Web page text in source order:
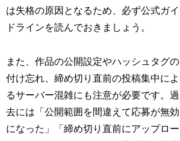
は失格の原因となるため、必ず公式ガイ
ドラインを読んでおきましょう。
また、作品の公開設定やハッシュタグの
付け忘れ、締め切り直前の投稿集中によ
るサーバー混雑にも注意が必要です。過
去には「公開範囲を間違えて応募が無効
になった」「締め切り直前にアップロー